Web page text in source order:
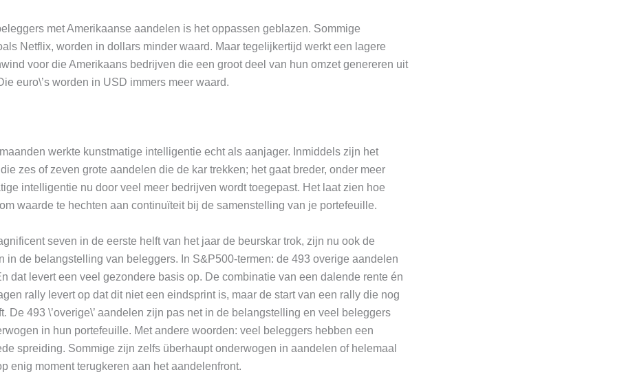
met Amerikaanse aandelen is het oppassen geblazen. Sommige
Netflix, worden in dollars minder waard. Maar tegelijkertijd werkt een lagere
voor die Amerikaans bedrijven die een groot deel van hun omzet genereren uit
euro\’s worden in USD immers meer waard.
werkte kunstmatige intelligentie echt als aanjager. Inmiddels zijn het
zes of zeven grote aandelen die de kar trekken; het gaat breder, onder meer
intelligentie nu door veel meer bedrijven wordt toegepast. Het laat zien hoe
waarde te hechten aan continuïteit bij de samenstelling van je portefeuille.
seven in de eerste helft van het jaar de beurskar trok, zijn nu ook de
in de belangstelling van beleggers. In S&P500-termen: de 493 overige aandelen
dat levert een veel gezondere basis op. De combinatie van een dalende rente én
rally levert op dat dit niet een eindsprint is, maar de start van een rally die nog
De 493 \’overige\’ aandelen zijn pas net in de belangstelling en veel beleggers
in hun portefeuille. Met andere woorden: veel beleggers hebben een
spreiding. Sommige zijn zelfs überhaupt onderwogen in aandelen of helemaal
enig moment terugkeren aan het aandelenfront.